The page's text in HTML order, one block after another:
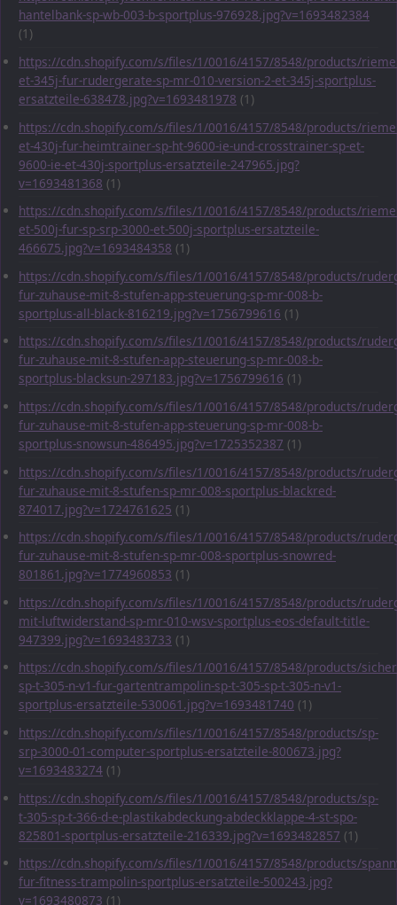
hantelbank-sp-wb-003-b-sportplus-976928.jpg?v=1693482384
(1)
https://cdn.shopify.com/s/files/1/0016/4157/8548/products/
et-345j-fur-rudergerate-sp-mr-010-version-2-et-345j-sportplus-
ersatzteile-638478.jpg?v=1693481978 (1)
https://cdn.shopify.com/s/files/1/0016/4157/8548/products/
et-430j-fur-heimtrainer-sp-ht-9600-ie-und-crosstrainer-sp-et-
9600-ie-et-430j-sportplus-ersatzteile-247965.jpg?
v=1693481368 (1)
https://cdn.shopify.com/s/files/1/0016/4157/8548/products/
et-500j-fur-sp-srp-3000-et-500j-sportplus-ersatzteile-
466675.jpg?v=1693484358 (1)
https://cdn.shopify.com/s/files/1/0016/4157/8548/products/
fur-zuhause-mit-8-stufen-app-steuerung-sp-mr-008-b-
sportplus-all-black-816219.jpg?v=1756799616 (1)
https://cdn.shopify.com/s/files/1/0016/4157/8548/products/
fur-zuhause-mit-8-stufen-app-steuerung-sp-mr-008-b-
sportplus-blacksun-297183.jpg?v=1756799616 (1)
https://cdn.shopify.com/s/files/1/0016/4157/8548/products/
fur-zuhause-mit-8-stufen-app-steuerung-sp-mr-008-b-
sportplus-snowsun-486495.jpg?v=1725352387 (1)
https://cdn.shopify.com/s/files/1/0016/4157/8548/products/
fur-zuhause-mit-8-stufen-sp-mr-008-sportplus-blackred-
874017.jpg?v=1724761625 (1)
https://cdn.shopify.com/s/files/1/0016/4157/8548/products/
fur-zuhause-mit-8-stufen-sp-mr-008-sportplus-snowred-
801861.jpg?v=1774960853 (1)
https://cdn.shopify.com/s/files/1/0016/4157/8548/products/
mit-luftwiderstand-sp-mr-010-wsv-sportplus-eos-default-title-
947399.jpg?v=1693483733 (1)
https://cdn.shopify.com/s/files/1/0016/4157/8548/products/
sp-t-305-n-v1-fur-gartentrampolin-sp-t-305-sp-t-305-n-v1-
sportplus-ersatzteile-530061.jpg?v=1693481740 (1)
https://cdn.shopify.com/s/files/1/0016/4157/8548/products/sp-
srp-3000-01-computer-sportplus-ersatzteile-800673.jpg?
v=1693483274 (1)
https://cdn.shopify.com/s/files/1/0016/4157/8548/products/sp-
t-305-sp-t-366-d-e-plastikabdeckung-abdeckklappe-4-st-spo-
825801-sportplus-ersatzteile-216339.jpg?v=1693482857 (1)
https://cdn.shopify.com/s/files/1/0016/4157/8548/products/
fur-fitness-trampolin-sportplus-ersatzteile-500243.jpg?
v=1693480873 (1)